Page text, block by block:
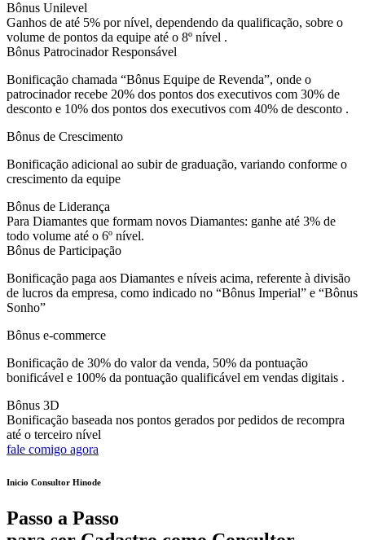
Bônus Unilevel
Ganhos de até 5% por nível, dependendo da qualificação, sobre o
volume de pontos da equipe até o 8º nível .
Bônus Patrocinador Responsável
Bonificação chamada “Bônus Equipe de Revenda”, onde o
patrocinador recebe 20% dos pontos dos executivos com 30% de
desconto e 10% dos pontos dos executivos com 40% de desconto .
Bônus de Crescimento
Bonificação adicional ao subir de graduação, variando conforme o
crescimento da equipe
Bônus de Liderança
Para Diamantes que formam novos Diamantes: ganhe até 3% de
todo volume até o 6º nível.
Bônus de Participação
Bonificação paga aos Diamantes e níveis acima, referente à divisão
de lucros da empresa, como indicado no “Bônus Imperial” e “Bônus
Sonho”
Bônus e-commerce
Bonificação de 30% do valor da venda, 50% da pontuação
bonificável e 100% da pontuação qualificável em vendas digitais .
Bônus 3D
Bonificação baseada nos pontos gerados por pedidos de recompra
até o terceiro nível
fale comigo agora
Inicio Consultor Hinode
Passo a Passo